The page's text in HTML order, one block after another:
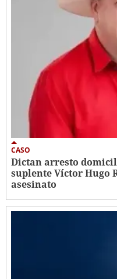
CASO
Dictan arresto
suplente Víctor Hugo
asesinato